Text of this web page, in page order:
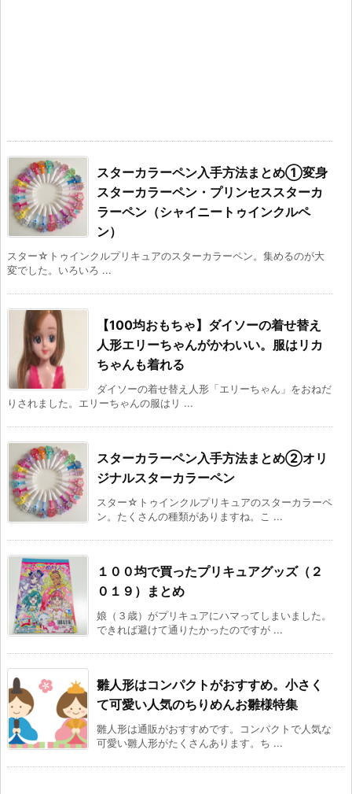
スターカラーペン入手方法まとめ①変身
スターカラーペン・プリンセススターカ
ラーペン（シャイニートゥインクルペ
ン）
スター☆トゥインクルプリキュアのスターカラーペン。集めるのが大
変でした。いろいろ ...
【100均おもちゃ】ダイソーの着せ替え
人形エリーちゃんがかわいい。服はリカ
ちゃんも着れる
ダイソーの着せ替え人形「エリーちゃん」をおねだ
りされました。エリーちゃんの服はリ ...
スターカラーペン入手方法まとめ②オリ
ジナルスターカラーペン
スター☆トゥインクルプリキュアのスターカラーペ
ン。たくさんの種類がありますね。こ ...
１００均で買ったプリキュアグッズ（２
０１９）まとめ
娘（３歳）がプリキュアにハマってしまいました。
できれば避けて通りたかったのですが ...
雛人形はコンパクトがおすすめ。小さく
て可愛い人気のちりめんお雛様特集
雛人形は通販がおすすめです。コンパクトで人気な
可愛い雛人形がたくさんあります。ち ...